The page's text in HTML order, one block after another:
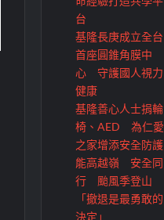
台
基隆長庚成立全台
首座圓錐角膜中
心 守護國人視力
健康
基隆善心人士捐輪
椅、AED 為仁愛
之家增添安全防護
能高越嶺 安全同
行 颱風季登山
「撤退是最勇敢的
決定」